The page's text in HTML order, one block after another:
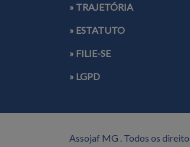
» TRAJETÓRIA
» ESTATUTO
» FILIE-SE
» LGPD
Assojaf MG . Todos os